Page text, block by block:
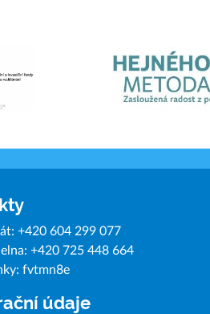
+420 604 299 077
+420 725 448 664
fvtmn8e
údaje